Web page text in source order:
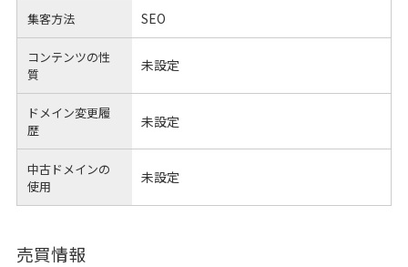
集客方法 SEO
コンテンツの性
質
未設定
ドメイン変更履
歴
未設定
中古ドメインの
使用
未設定
売買情報